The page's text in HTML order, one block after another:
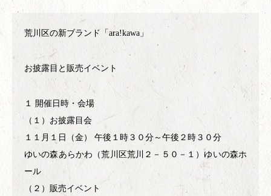
荒川区の新ブランド「ara!kawa」
お披露目と販売イベント
１ 開催日時・会場
（１）お披露目会
１１月１日（金） 午後１時３０分～午後２時３０分
ゆいの森あらかわ（荒川区荒川２－５０－１）ゆいの森ホ
ール
（２）販売イベント